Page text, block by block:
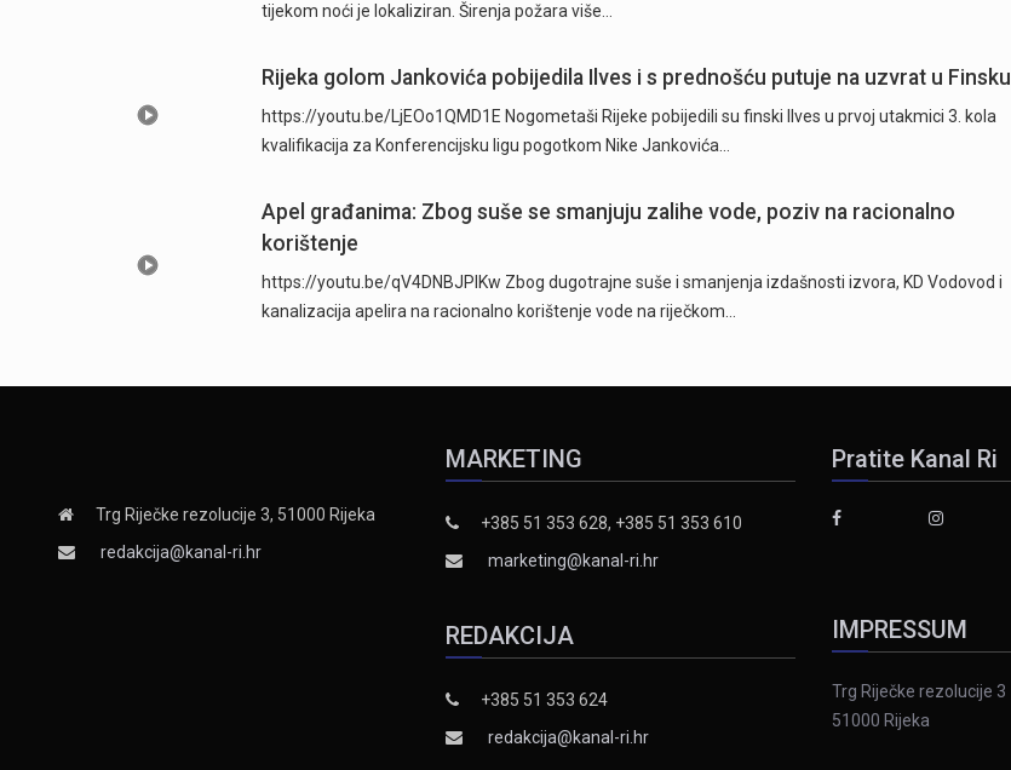
tijekom noći je lokaliziran. Širenja požara više…
Rijeka golom Jankovića pobijedila Ilves i s prednošću putuje na uzvrat u Finsku
https://youtu.be/LjEOo1QMD1E Nogometaši Rijeke pobijedili su finski Ilves u prvoj utakmici 3. kola
kvalifikacija za Konferencijsku ligu pogotkom Nike Jankovića…
Apel građanima: Zbog suše se smanjuju zalihe vode, poziv na racionalno
korištenje
https://youtu.be/qV4DNBJPlKw Zbog dugotrajne suše i smanjenja izdašnosti izvora, KD Vodovod i
kanalizacija apelira na racionalno korištenje vode na riječkom…
Trg Riječke rezolucije 3, 51000 Rijeka
redakcija@kanal-ri.hr
MARKETING
+385 51 353 628, +385 51 353 610
marketing@kanal-ri.hr
REDAKCIJA
+385 51 353 624
redakcija@kanal-ri.hr
Pratite Kanal Ri
IMPRESSUM
Trg Riječke rezolucije 3
51000 Rijeka